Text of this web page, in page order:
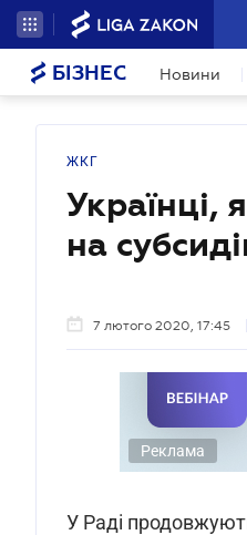
БІЗНЕС Новини
ЖКГ
Українці,
на
7 лютого 2020, 17:45
Реклама
У Раді